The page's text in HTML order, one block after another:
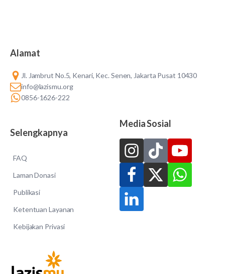
Alamat
Jl. Jambrut No.5, Kenari, Kec. Senen, Jakarta Pusat 10430
info@lazismu.org
0856-1626-222
Selengkapnya
FAQ
Laman Donasi
Publikasi
Ketentuan Layanan
Kebijakan Privasi
Media Sosial